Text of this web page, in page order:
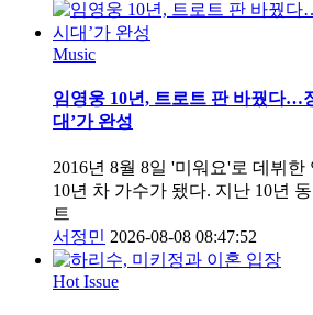
Music
임영웅 10년, 트로트 판 바꿨다…
대’가 완성
2016년 8월 8일 '미워요'로 데뷔한
10년 차 가수가 됐다. 지난 10년
트
서정민 2026-08-08 08:47:52
Hot Issue